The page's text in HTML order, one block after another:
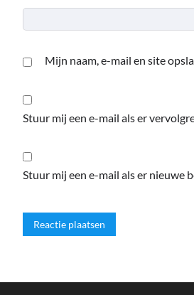
Mijn naam, e-mail en site
Stuur mij een e-mail als er
Stuur mij een e-mail als er nieuwe